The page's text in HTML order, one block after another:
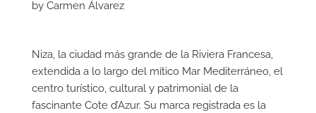
by Carmen Álvarez
Niza, la ciudad más grande de la Riviera Francesa,
extendida a lo largo del mítico Mar Mediterráneo, el
centro turístico, cultural y patrimonial de la
fascinante Cote d’Azur. Su marca registrada es la